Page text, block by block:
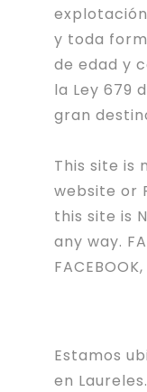
y toda
de edad y
la Ley 679
gran
This site is
website or
this site is
any way.
Estamos
en Laureles.